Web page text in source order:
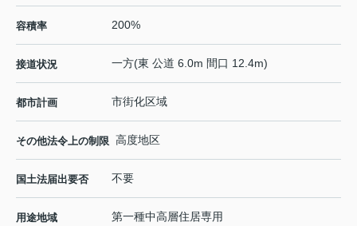
容積率 200%
接道状況 一方(東 公道 6.0m 間口 12.4m)
都市計画 市街化区域
その他法令上の制限 高度地区
国土法届出要否 不要
用途地域 第一種中高層住居専用